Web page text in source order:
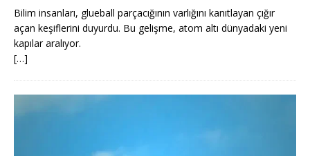
Bilim insanları, glueball parçacığının varlığını kanıtlayan çığır
açan keşiflerini duyurdu. Bu gelişme, atom altı dünyadaki yeni
kapılar aralıyor.
[…]